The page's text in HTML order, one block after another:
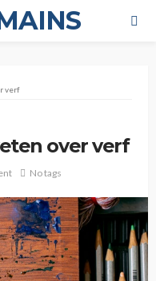
verf
over verf
No tags